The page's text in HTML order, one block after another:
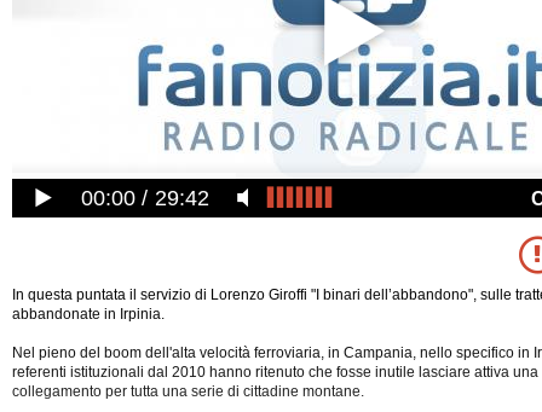
00:00 29:42
In questa puntata il servizio di Lorenzo Giroffi "I binari dell’abbandono", sulle
abbandonate in Irpinia.
Nel pieno del boom dell'alta velocità ferroviaria, in Campania, nello specifico in
referenti istituzionali dal 2010 hanno ritenuto che fosse inutile lasciare attiva
collegamento per tutta una serie di cittadine montane.